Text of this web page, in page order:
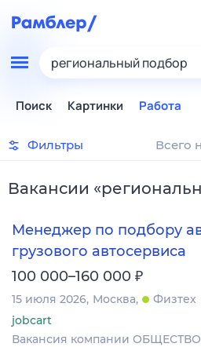
региональный подбор
Поиск Картинки Работа
Фильтры Всего
Вакансии «
Менеджер по подбору
грузового автосервиса
100 000–160 000 ₽
15 июля 2026 Москва
Физтех
jobcart
Вакансия компании